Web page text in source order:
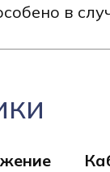
в